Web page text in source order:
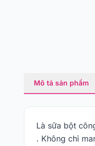
Mô tả sản phẩm
Là sữa bột
. Không chỉ